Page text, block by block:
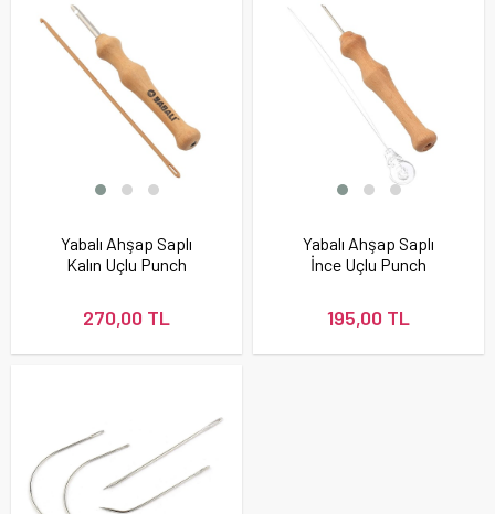
Yabalı Ahşap Saplı
Kalın Uçlu Punch
270,00 TL
Yabalı Ahşap Saplı
İnce Uçlu Punch
195,00 TL